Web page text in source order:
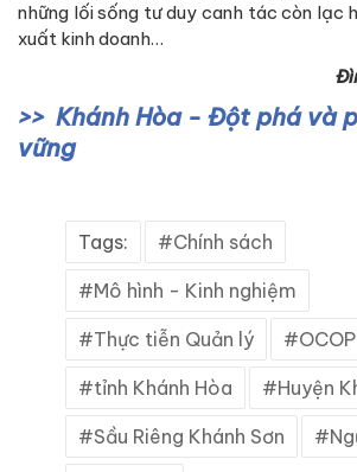
những lối sống tư duy canh tác còn lạc
xuất kinh doanh…
Khánh Hòa - Đột phá và
vững
Tags: Chính sách
Mô hình - Kinh nghiệm
Thực tiễn Quản lý OCOP
tỉnh Khánh Hòa Huyện
Sầu Riêng Khánh Sơn